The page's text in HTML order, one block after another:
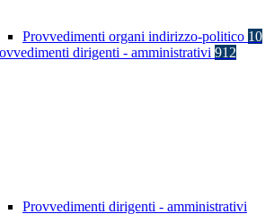
Provvedimenti organi indirizzo-politico 10
dirigenti - amministrativi 912
Provvedimenti dirigenti - amministrativi